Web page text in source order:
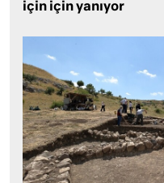
için için yanıyor